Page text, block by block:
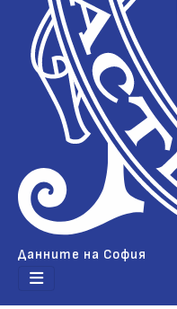
Данните на София